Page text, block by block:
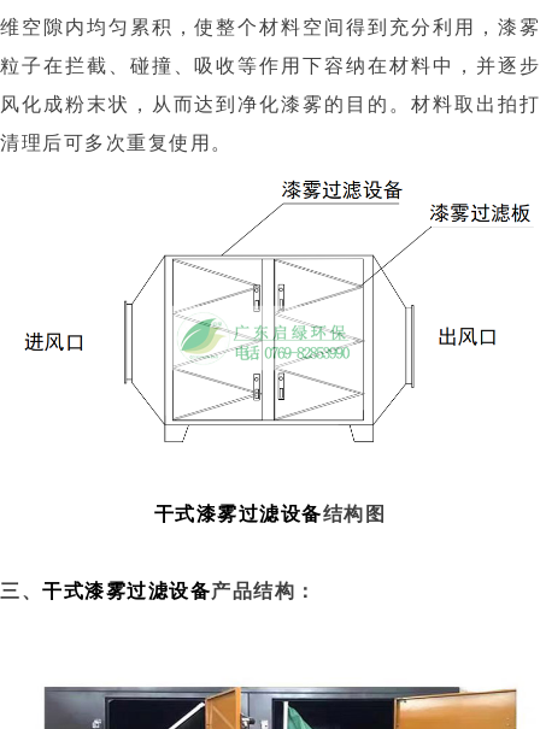
维空隙内均匀累积，使整个材料空间得到充分利用，漆雾
粒子在拦截、碰撞、吸收等作用下容纳在材料中，并逐步
风化成粉末状，从而达到净化漆雾的目的。材料取出拍打
清理后可多次重复使用。
干式漆雾过滤设备结构图
三、 干式漆雾过滤设备产品结构：